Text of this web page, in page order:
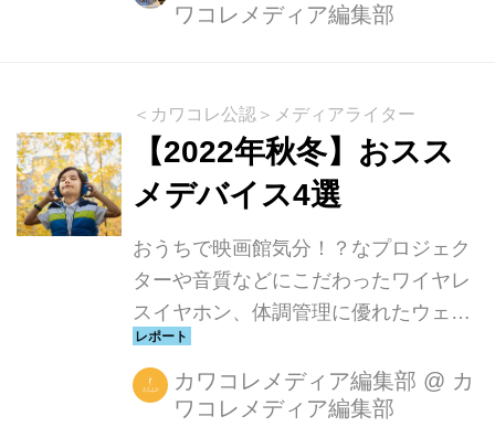
務めるラグビー日本代表のリーチ・マ
ワコレメディア編集部
＜カワコレ公認＞メディアライター
【2022年秋冬】おスス
メデバイス4選
おうちで映画館気分！？なプロジェク
ターや音質などにこだわったワイヤレ
スイヤホン、体調管理に優れたウェア
ラブルデバイスをご紹介
カワコレメディア編集部 @ カ
ワコレメディア編集部